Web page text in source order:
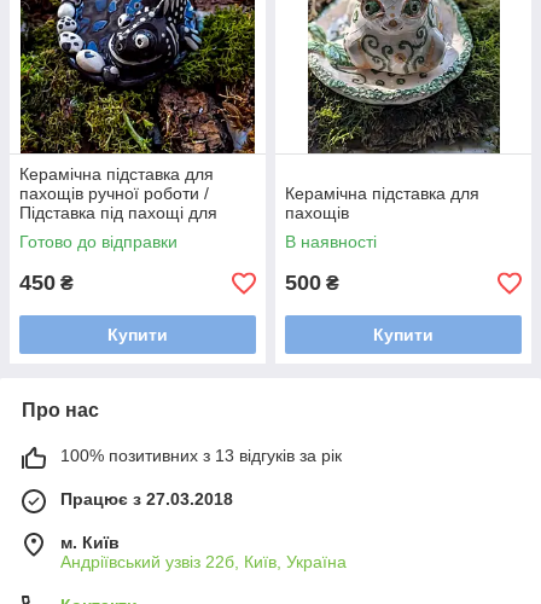
Керамічна підставка для
пахощів ручної роботи /
Підставка під пахощі для
аромапаличок
Готово до відправки
450 ₴
Купити
Керамічна підставка для
пахощів
В наявності
500 ₴
Купити
Про нас
100% позитивних з 13 відгуків за рік
Працює з 27.03.2018
м. Київ
Андріївський узвіз 22б, Київ, Україна